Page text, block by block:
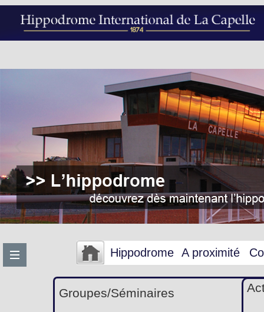
Hippodrome A proximité
Groupes/Séminaires